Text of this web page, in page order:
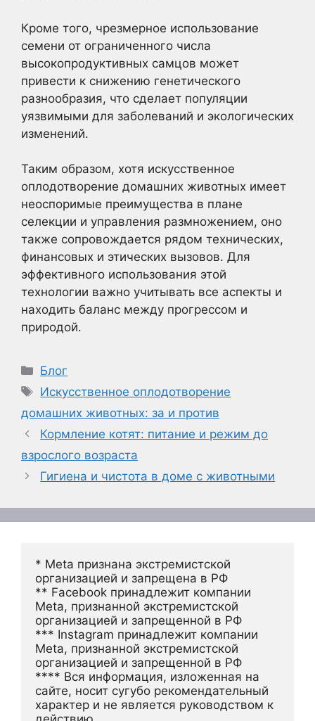
Кроме того, чрезмерное использование
семени от ограниченного числа
высокопродуктивных самцов может
привести к снижению генетического
разнообразия, что сделает популяции
уязвимыми для заболеваний и экологических
изменений.
Таким образом, хотя искусственное
оплодотворение домашних животных имеет
неоспоримые преимущества в плане
селекции и управления размножением, оно
также сопровождается рядом технических,
финансовых и этических вызовов. Для
эффективного использования этой
технологии важно учитывать все аспекты и
находить баланс между прогрессом и
природой.
Рубрики
Блог
Метки
Искусственное оплодотворение
домашних животных: за и против
Кормление котят: питание и режим до
взрослого возраста
Гигиена и чистота в доме с животными
* Meta признана экстремистской
организацией и запрещена в РФ
** Facebook принадлежит компании
Meta, признанной экстремистской
организацией и запрещенной в РФ
*** Instagram принадлежит компании
Meta, признанной экстремистской
организацией и запрещенной в РФ
**** Вся информация, изложенная на
сайте, носит сугубо рекомендательный
характер и не является руководством к